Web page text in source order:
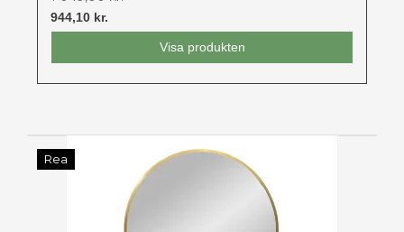
944,10 kr.
Visa produkten
Rea